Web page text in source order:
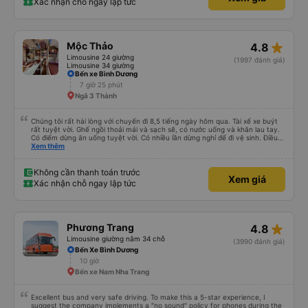
Mộc Thảo
Limousine 24 giường
Limousine 34 giường
4.8 star_rate
(1997 đánh giá)
Bến xe Bình Dương
7 giờ 25 phút
Ngã 3 Thành
Chúng tôi rất hài lòng với chuyến đi 8,5 tiếng ngày hôm qua. Tài xế xe buýt
rất tuyệt vời. Ghế ngồi thoải mái và sạch sẽ, có nước uống và khăn lau tay.
Có điểm dừng ăn uống tuyệt vời. Có nhiều lần dừng nghỉ để đi vệ sinh. Điều
duy nhất tôi muốn đề xuất để cải thiện là cho phép thanh toán bằng thẻ
Xem thêm
Không cần thanh toán trước
Xác nhận chỗ ngay lập tức
Xem giá
Phương Trang
Limousine giường nằm 34 chỗ
4.8 star_rate
(3990 đánh giá)
Bến Xe Bình Dương
10 giờ
Bến xe Nam Nha Trang
Excellent bus and very safe driving. To make this a 5-star experience, I
suggest the company implements a "no sound" policy for phones during the